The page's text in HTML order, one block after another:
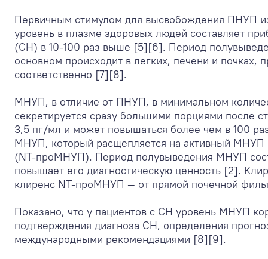
Первичным стимулом для высвобождения ПНУП
уровень в плазме здоровых людей составляет
(СН) в 10-100 раз выше [5][6]. Период
основном происходит в легких, печени и
соответственно [7][8].
МНУП, в отличие от ПНУП, в минимальном
секретируется сразу большими порциями после
3,5 пг/мл и может повышаться более чем в 100
МНУП, который расщепляется на активный МНУП
(NТ-проМНУП). Период полувыведения МНУП
повышает его диагностическую ценность [2].
клиренс NТ-проМНУП — от прямой почечной
Показано, что у пациентов с СН уровень МНУП
подтверждения диагноза СН, определения
международными рекомендациями [8][9].